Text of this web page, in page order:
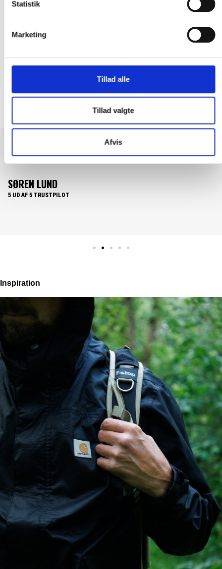
Statistik
Marketing
Tillad alle
Tillad valgte
Afvis
Flere varianter
DKK 723,75m. moms
Det er en fornøjelse at handle med fieber. En
brugervenlig website. Hvor produkterne lever op
Inspiration